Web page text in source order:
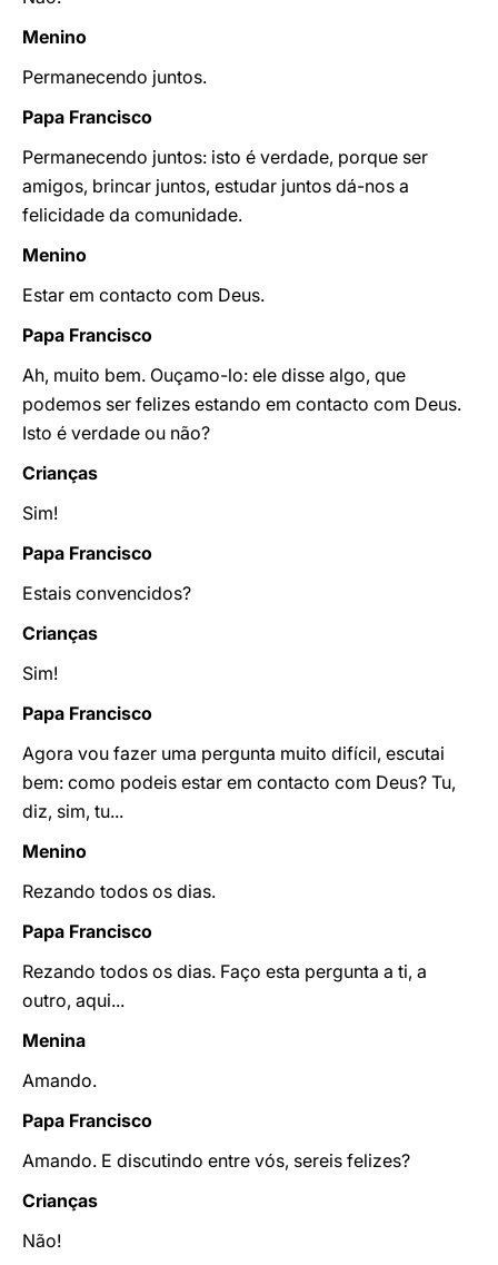
Menino
Permanecendo juntos.
Papa Francisco
Permanecendo juntos: isto é verdade, porque ser
amigos, brincar juntos, estudar juntos dá-nos a
felicidade da comunidade.
Menino
Estar em contacto com Deus.
Papa Francisco
Ah, muito bem. Ouçamo-lo: ele disse algo, que
podemos ser felizes estando em contacto com Deus.
Isto é verdade ou não?
Crianças
Sim!
Papa Francisco
Estais convencidos?
Crianças
Sim!
Papa Francisco
Agora vou fazer uma pergunta muito difícil, escutai
bem: como podeis estar em contacto com Deus? Tu,
diz, sim, tu...
Menino
Rezando todos os dias.
Papa Francisco
Rezando todos os dias. Faço esta pergunta a ti, a
outro, aqui...
Menina
Amando.
Papa Francisco
Amando. E discutindo entre vós, sereis felizes?
Crianças
Não!